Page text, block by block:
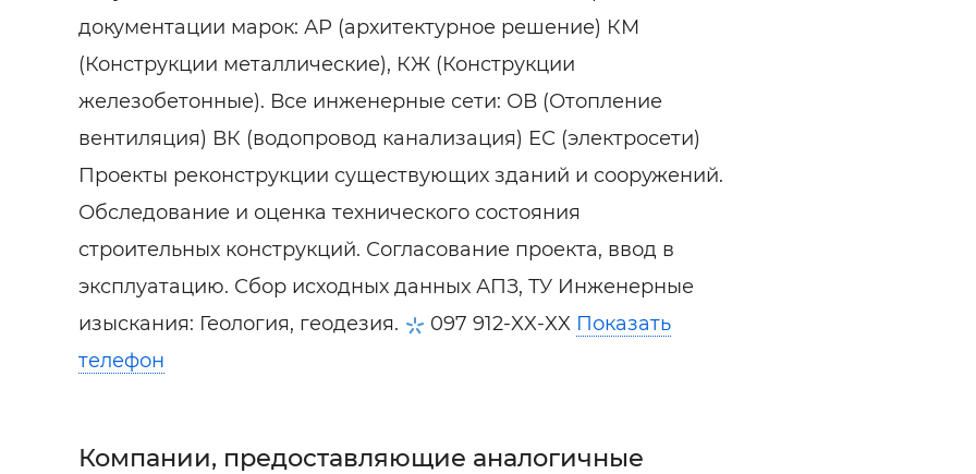
документации марок: АР (архитектурное решение) КМ
(Конструкции металлические), КЖ (Конструкции
железобетонные). Все инженерные сети: ОВ (Отопление
вентиляция) ВК (водопровод канализация) ЕС (электросети)
Проекты реконструкции существующих зданий и сооружений.
Обследование и оценка технического состояния
строительных конструкций. Согласование проекта, ввод в
эксплуатацию. Сбор исходных данных АПЗ, ТУ Инженерные
изыскания: Геология, геодезия.
097 912-XX-XX Показать
телефон
Компании, предоставляющие аналогичные